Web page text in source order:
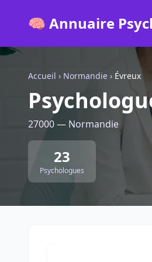
🧠 Annuaire
Accueil › Normandie › Évreux
27000 — Normandie
23
Psychologues